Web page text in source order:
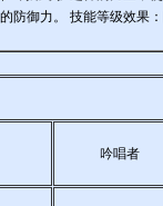
防御力。 技能等级效果
吟唱者